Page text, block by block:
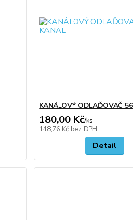
KANÁLOVÝ ODLAĎOVAČ
180,00 Kč/ks
148,76 Kč bez DPH
Detail